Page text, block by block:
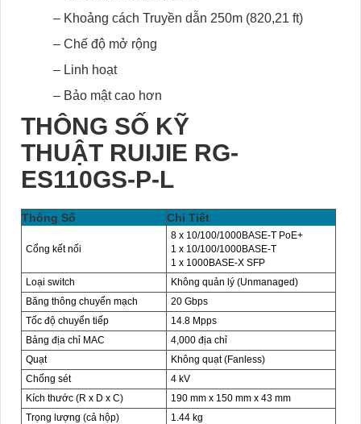
– Khoảng cách Truyền dẫn 250m (820,21 ft)
– Chế độ mở rộng
– Linh hoạt
– Bảo mật cao hơn
THÔNG SỐ KỸ
THUẬT RUIJIE RG-
ES110GS-P-L
Thông Số Chi Tiết
Cổng kết nối
8 x 10/100/1000BASE-T PoE+
1 x 10/100/1000BASE-T
1 x 1000BASE-X SFP
Loại switch
Không quản lý (Unmanaged)
Băng thông chuyển mạch
20 Gbps
Tốc độ chuyển tiếp
14.8 Mpps
Bảng địa chỉ MAC
4,000 địa chỉ
Quạt
Không quạt (Fanless)
Chống sét
4 kV
Kích thước (R x D x C)
190 mm x 150 mm x 43 mm
Trọng lượng (cả hộp)
1.44 kg